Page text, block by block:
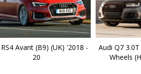
Avant (B9) (UK) '2018 -
20
Audi Q7
Wheels